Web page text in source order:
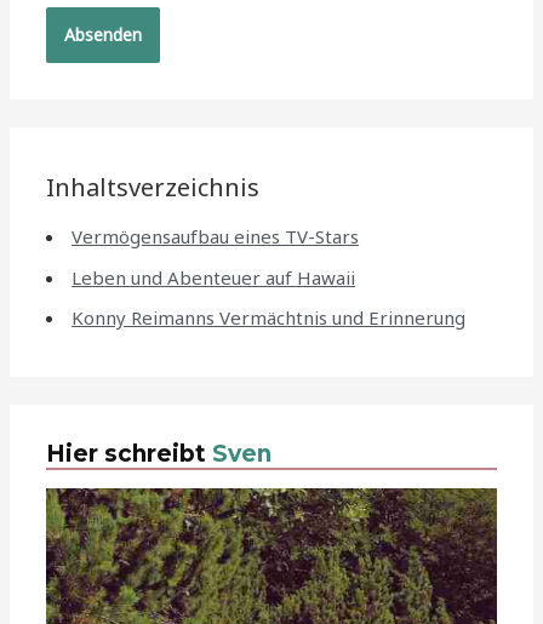
Inhaltsverzeichnis
Vermögensaufbau eines TV-Stars
Leben und Abenteuer auf Hawaii
Konny Reimanns Vermächtnis und Erinnerung
Hier schreibt Sven